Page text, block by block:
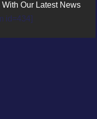
Our Latest News
id=434]